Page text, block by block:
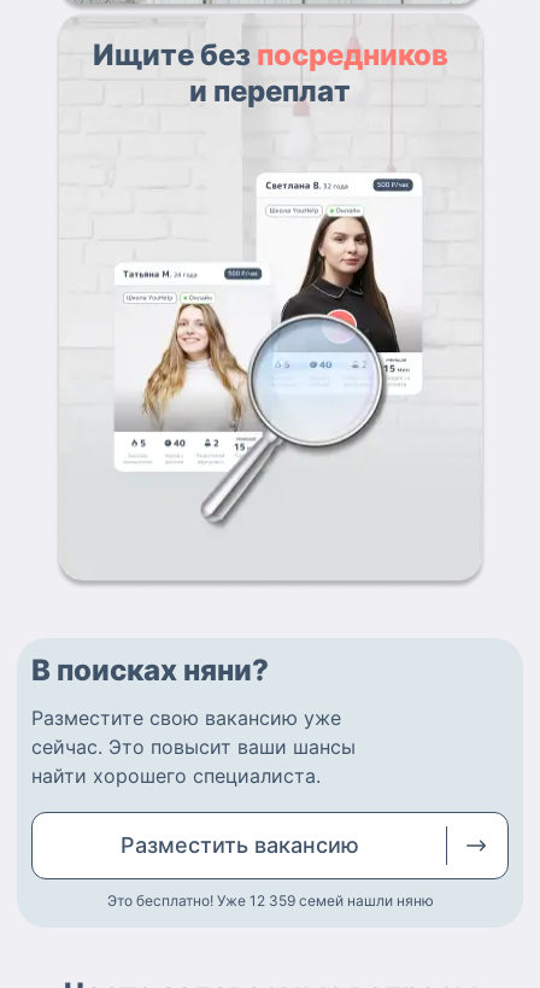
Ищите без посредников
и переплат
В поисках няни?
Разместите свою вакансию уже
сейчас. Это повысит ваши шансы
найти хорошего специалиста.
Разместить вакансию
Это бесплатно! Уже 12 359 семей нашли няню